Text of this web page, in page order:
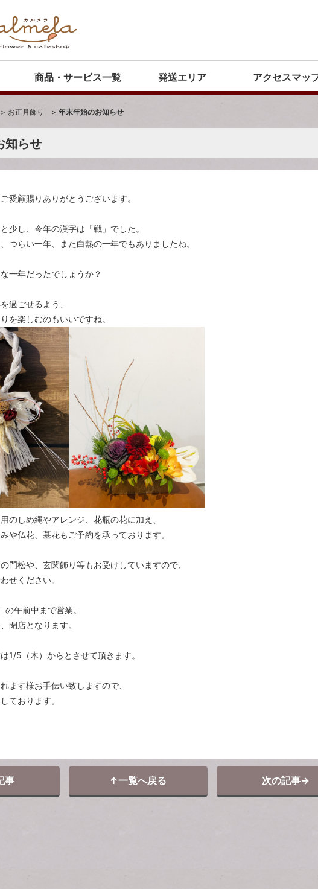
商品・サービス一覧 発送エリア アクセスマッ
お正月飾り > 年末年始のお知らせ
知らせ
愛顧賜りありがとうございます。
少し、今年の漢字は「戦」でした。
つらい一年、また白熱の一年でもありましたね。
一年だったでしょうか？
過ごせるよう、
を楽しむのもいいですね。
のしめ縄やアレンジ、花瓶の花に加え、
や仏花、墓花もご予約を承っております。
門松や、玄関飾り等もお受けしていますので、
せください。
午前中まで営業。
閉店となります。
1/5（木）からとさせて頂きます。
ます様お手伝い致しますので、
ております。
事 ↑一覧へ戻る 次の記事→